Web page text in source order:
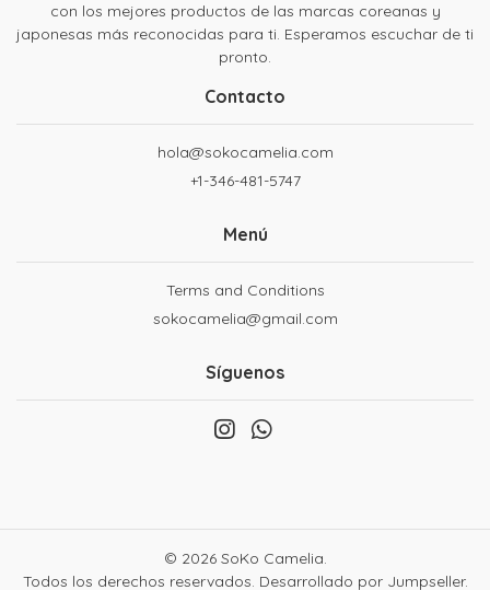
con los mejores productos de las marcas coreanas y
japonesas más reconocidas para ti. Esperamos escuchar de ti
pronto.
Contacto
hola@sokocamelia.com
+1-346-481-5747
Menú
Terms and Conditions
sokocamelia@gmail.com
Síguenos
© 2026 SoKo Camelia.
Todos los derechos reservados. Desarrollado por Jumpseller.